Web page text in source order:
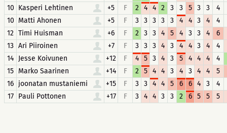
10 Kasperi Lehtinen +5 F 2 4 4 2 3 3 5 3 3
4
10 Matti Ahonen +5 F 3 3 3 3 3 4 4 3 4
4
12 Timi Huisman +6 F 2 3 3 4 5 4 3 3 4
6
13 Ari Piiroinen +7 F 3 3 3 4 3 4 4 3 4
4
14 Jesse Koivunen +12 F 4 5 3 4 3 5 4 4 4
4
15 Marko Saarinen +14 F 2 5 4 4 3 4 3 4 4
5
16 joonatan mustaniemi +15 F 3 3 4 4 5 6 6 4 3
4
17
Pauli Pottonen +17 F 3 4 4 3 3 2 6 5 5 5